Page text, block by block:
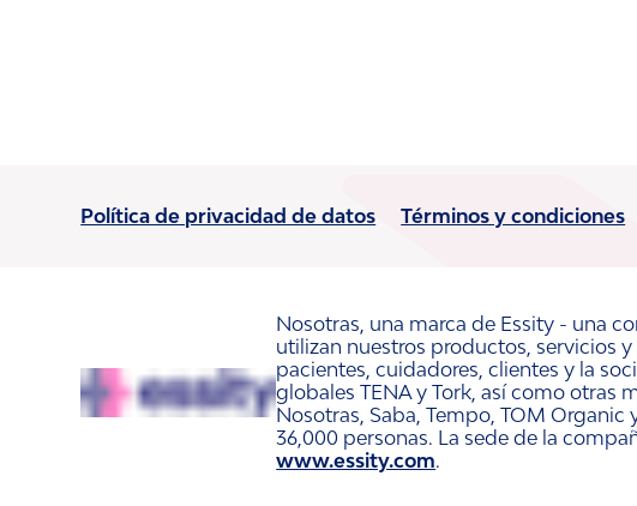
Política de privacidad de datos Términos y condiciones
Nosotras, una marca de Essity - una
utilizan nuestros productos, servicios
pacientes, cuidadores, clientes y la
globales TENA y Tork, así como otras
Nosotras, Saba, Tempo, TOM
36,000 personas. La sede de la
www.essity.com.